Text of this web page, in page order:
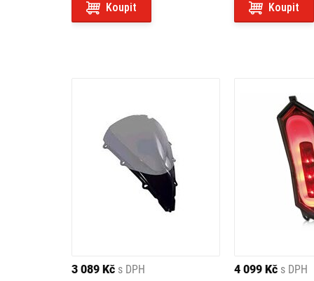
Koupit Koupit
3 089 Kč s DPH 4 099 Kč s DPH